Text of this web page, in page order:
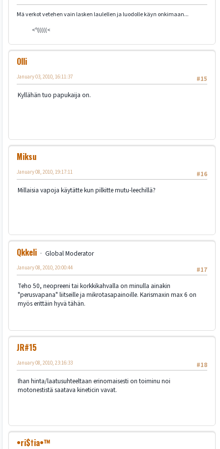
Mä verkot vetehen vain lasken laulellen ja luodolle käyn onkimaan...
Olli
#15
January 03, 2010, 16:11:37
Kyllähän tuo papukaija on.
Miksu
#16
January 08, 2010, 19:17:11
Millaisia vapoja käytätte kun pilkitte mutu-leechillä?
Qkkeli
Global Moderator
#17
January 08, 2010, 20:00:44
Teho 50, neopreeni tai korkkikahvalla on minulla ainakin
"perusvapana" liitseille ja mikrotasapainoille. Karismaxin max 6 on
myös erittäin hyvä tähän.
JR#15
#18
January 08, 2010, 23:16:33
Ihan hinta/laatusuhteeltaan erinomaisesti on toiminu noi
motonestistä saatava kineticin vavat.
•ri$†ia•™